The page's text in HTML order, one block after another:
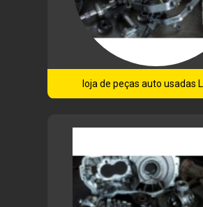
loja de peças auto usadas